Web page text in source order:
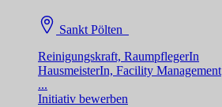
Sankt Pölten
Reinigungskraft, RaumpflegerIn
HausmeisterIn, Facility Management
...
Initiativ bewerben